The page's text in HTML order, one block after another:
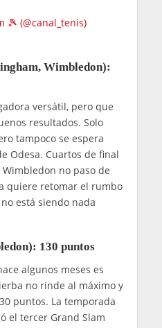
🎾 (@canal_tenis)
Wimbledon):
versátil, pero que
resultados. Solo
tampoco se espera
Odesa. Cuartos de final
no paso de
quiere retomar el rumbo
está siendo nada
130 puntos
algunos meses es
no rinde al máximo y
puntos. La temporada
el tercer Grand Slam